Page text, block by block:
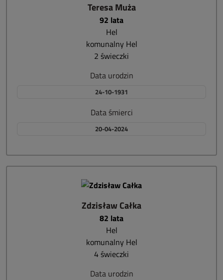
Teresa Muża
92 lata
Hel
komunalny Hel
2 świeczki
Data urodzin
24-10-1931
Data śmierci
20-04-2024
Zdzisław Całka
82 lata
Hel
komunalny Hel
4 świeczki
Data urodzin